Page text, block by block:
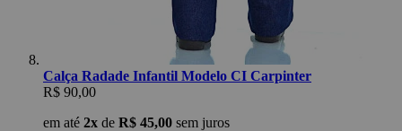
Calça Radade Infantil Modelo CI Carpinter
R$ 90,00
em até 2x de R$ 45,00 sem juros